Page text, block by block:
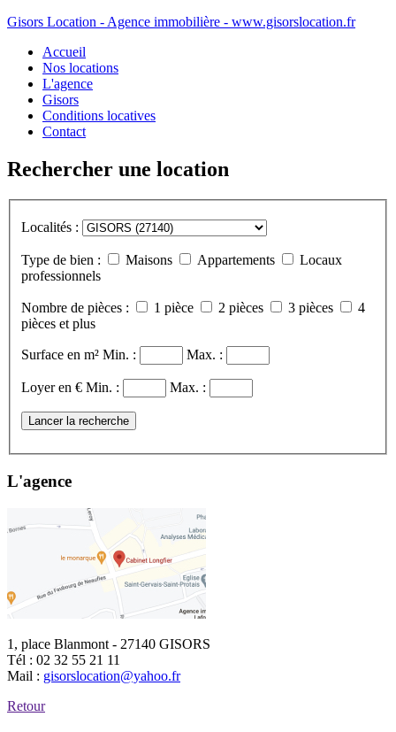
Gisors Location - Agence immobilière - www.gisorslocation.fr
Accueil
Nos locations
L'agence
Gisors
Conditions locatives
Contact
Rechercher une location
Localités :
Type de bien : Maisons Appartements
Locaux
professionnels
Nombre de pièces : 1 pièce 2 pièces 3 pièces
4
pièces et plus
Surface en m² Min. : Max. :
Loyer en € Min. : Max. :
Lancer la recherche
L'agence
1, place Blanmont - 27140 GISORS
Tél : 02 32 55 21 11
Mail : gisorslocation@yahoo.fr
Retour